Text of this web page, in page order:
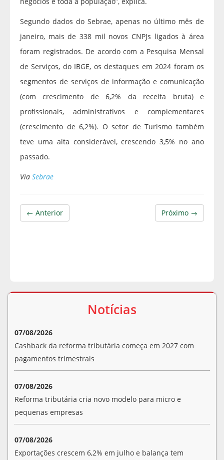
Segundo dados do Sebrae, apenas no último mês de
janeiro, mais de 338 mil novos CNPJs ligados à área
foram registrados. De acordo com a Pesquisa Mensal
de Serviços, do IBGE, os destaques em 2024 foram os
segmentos de serviços de informação e comunicação
(com crescimento de 6,2% da receita bruta) e
profissionais, administrativos e complementares
(crescimento de 6,2%). O setor de Turismo também
teve uma alta considerável, crescendo 3,5% no ano
passado.
Via Sebrae
Próximo →
← Anterior
Notícias
07/08/2026
Cashback da reforma tributária começa em 2027 com
pagamentos trimestrais
07/08/2026
Reforma tributária cria novo modelo para micro e
pequenas empresas
07/08/2026
Exportações crescem 6,2% em julho e balança tem